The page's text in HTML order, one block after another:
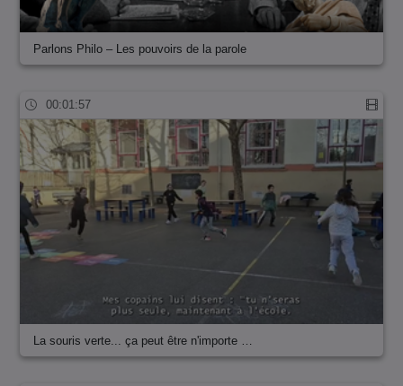
Parlons Philo – Les pouvoirs de la parole
00:01:57
La souris verte... ça peut être n'importe …